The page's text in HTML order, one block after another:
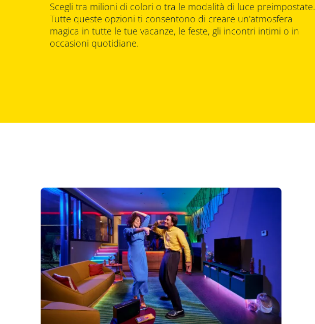
Scegli tra milioni di colori o tra le modalità di luce preimpostate.
Tutte queste opzioni ti consentono di creare un'atmosfera
magica in tutte le tue vacanze, le feste, gli incontri intimi o in
occasioni quotidiane.